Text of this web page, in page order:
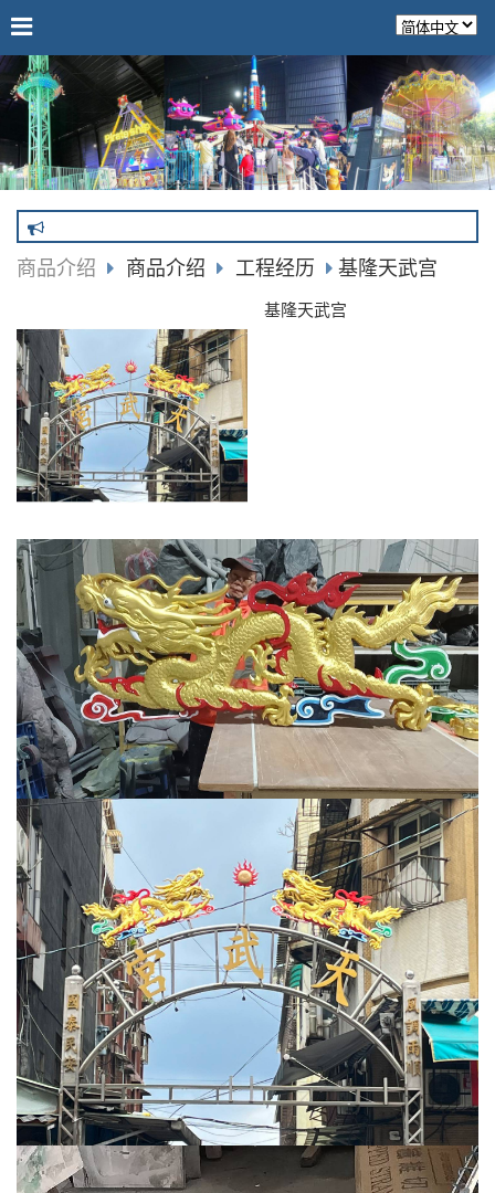
商品介绍 商品介绍 工程经历 基隆天武宫
基隆天武宫